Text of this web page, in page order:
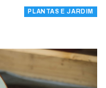
PLANTAS E JARDIM